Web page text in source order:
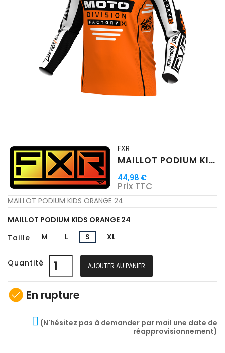
FXR
MAILLOT PODIUM KIDS ORANGE 24
44,98 €
Prix TTC
MAILLOT PODIUM KIDS ORANGE 24
MAILLOT PODIUM KIDS ORANGE 24
Taille
M L S XL
Quantité AJOUTER AU PANIER
check_circle En rupture
(N'hésitez pas à demander par mail une date de
réapprovisionnement)